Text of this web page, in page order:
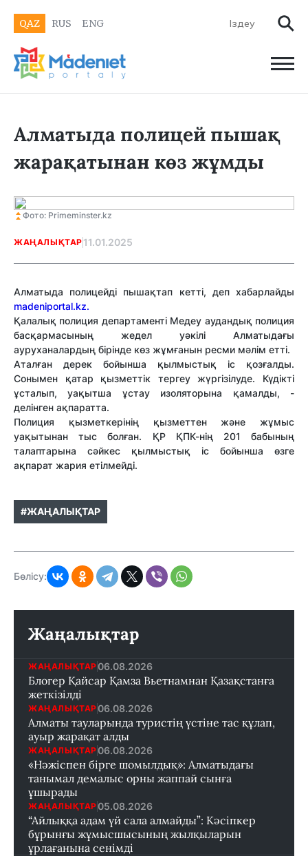
QAZ RUS ENG
Алматыда полицей пышақ
жарақатынан көз жұмды
Фото: Primeminster.kz
ЖАҢАЛЫҚТАР 11.01.2025
Алматыда полицейді пышақтап кетті, деп хабарлайды
madeniportal.kz.
Қалалық полиция департаменті Медеу аудандық полиция
басқармасының жедел уәкілі Алматыдағы
ауруханалардың бірінде көз жұмғанын ресми мәлім етті.
Аталған дерек бойынша қылмыстық іс қозғалды.
Сонымен қатар қызметтік тергеу жүргізілуде. Күдікті
ұсталып, уақытша ұстау изоляторына қамалды, -
делінген ақпаратта.
Полиция қызметкерінің қызметтен және жұмыс
уақытынан тыс болған. ҚР ҚПК-нің 201 бабының
талаптарына сәйкес қылмыстық іс бойынша өзге
ақпарат жария етілмейді.
#ЖАҢАЛЫҚТАР
Бөлісу:
Жаңалықтар
ЖАҢАЛЫҚТАР 06.08.2026
Блогер Қайсар Қамза Вьетнамнан Қазақстанға
жеткізілді
ЖАҢАЛЫҚТАР 06.08.2026
Алматы тауларында туристің үстіне тас құлап,
ауыр жарақат алды
ЖАҢАЛЫҚТАР 06.08.2026
«Нәжіспен бірге шомылдық»: Алматыдағы
танымал демалыс орны жаппай сынға
ұшырады
ЖАҢАЛЫҚТАР 05.08.2026
“Айлыққа адам үй сала алмайды”: Кәсіпкер
бұрынғы жұмысшысының жылқыларын
ұрлағанына сенімді